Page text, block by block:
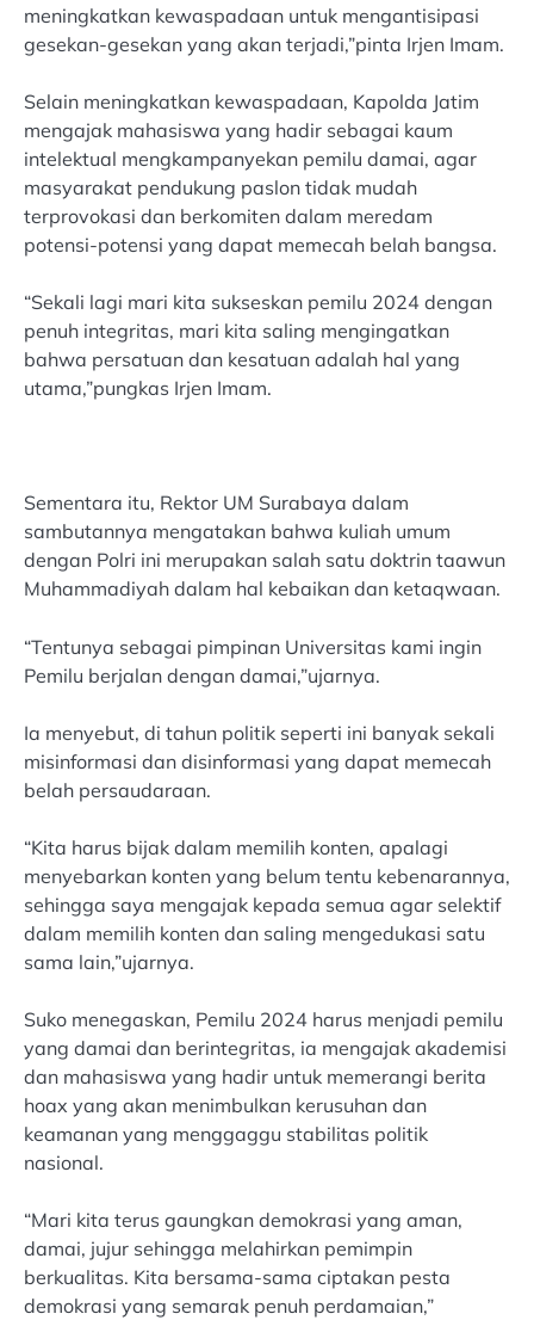
meningkatkan kewaspadaan untuk mengantisipasi
gesekan-gesekan yang akan terjadi,”pinta Irjen Imam.
Selain meningkatkan kewaspadaan, Kapolda Jatim
mengajak mahasiswa yang hadir sebagai kaum
intelektual mengkampanyekan pemilu damai, agar
masyarakat pendukung paslon tidak mudah
terprovokasi dan berkomiten dalam meredam
potensi-potensi yang dapat memecah belah bangsa.
“Sekali lagi mari kita sukseskan pemilu 2024 dengan
penuh integritas, mari kita saling mengingatkan
bahwa persatuan dan kesatuan adalah hal yang
utama,”pungkas Irjen Imam.
Sementara itu, Rektor UM Surabaya dalam
sambutannya mengatakan bahwa kuliah umum
dengan Polri ini merupakan salah satu doktrin taawun
Muhammadiyah dalam hal kebaikan dan ketaqwaan.
“Tentunya sebagai pimpinan Universitas kami ingin
Pemilu berjalan dengan damai,”ujarnya.
Ia menyebut, di tahun politik seperti ini banyak sekali
misinformasi dan disinformasi yang dapat memecah
belah persaudaraan.
“Kita harus bijak dalam memilih konten, apalagi
menyebarkan konten yang belum tentu kebenarannya,
sehingga saya mengajak kepada semua agar selektif
dalam memilih konten dan saling mengedukasi satu
sama lain,”ujarnya.
Suko menegaskan, Pemilu 2024 harus menjadi pemilu
yang damai dan berintegritas, ia mengajak akademisi
dan mahasiswa yang hadir untuk memerangi berita
hoax yang akan menimbulkan kerusuhan dan
keamanan yang menggaggu stabilitas politik
nasional.
“Mari kita terus gaungkan demokrasi yang aman,
damai, jujur sehingga melahirkan pemimpin
berkualitas. Kita bersama-sama ciptakan pesta
demokrasi yang semarak penuh perdamaian,”